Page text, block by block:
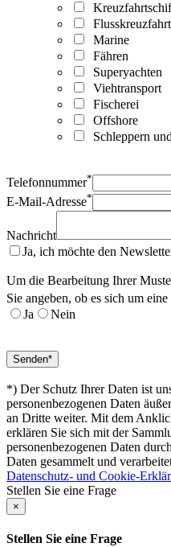
Marine
Fähren
Superyachten
Viehtransport
Fischerei
Offshore
Schleppern
Telefonnummer*
E-Mail-Adresse*
Nachricht
Ja, ich möchte den
Um die Bearbeitung Ihrer
Sie angeben, ob es sich um
Ja Nein
*) Der Schutz Ihrer Daten ist
personenbezogenen Daten
an Dritte weiter. Mit dem
erklären Sie sich mit der
personenbezogenen Daten
Daten gesammelt und
Datenschutz- und Cookie-
Stellen Sie eine Frage
×
Stellen Sie eine Frage